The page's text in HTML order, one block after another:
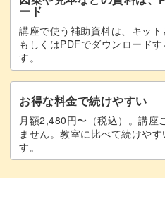
ード
講座で使う補助資料は、キット
もしくはPDFでダウンロード
す。
お得な料金で続けやすい
月額2,480円〜（税込）。講座
ません。教室に比べて続けや
す。